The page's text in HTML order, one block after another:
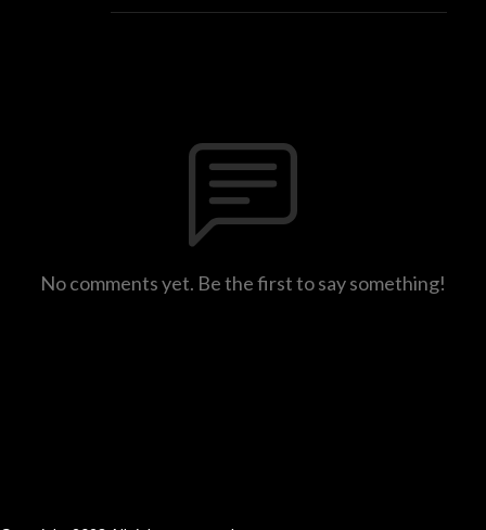
No comments yet. Be the first to say something!